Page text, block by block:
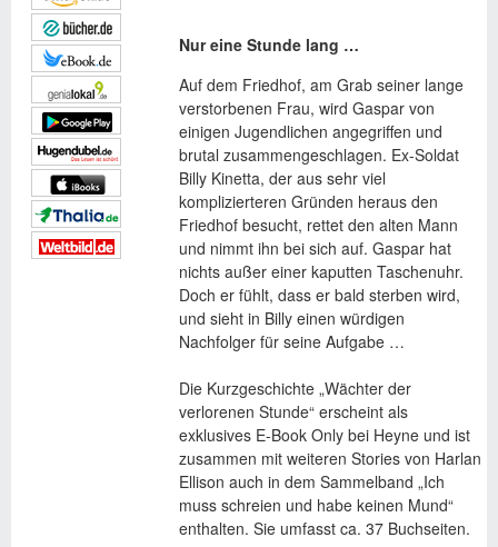
Nur eine Stunde lang …
Auf dem Friedhof, am Grab seiner lange
verstorbenen Frau, wird Gaspar von
einigen Jugendlichen angegriffen und
brutal zusammengeschlagen. Ex-Soldat
Billy Kinetta, der aus sehr viel
komplizierteren Gründen heraus den
Friedhof besucht, rettet den alten Mann
und nimmt ihn bei sich auf. Gaspar hat
nichts außer einer kaputten Taschenuhr.
Doch er fühlt, dass er bald sterben wird,
und sieht in Billy einen würdigen
Nachfolger für seine Aufgabe …
Die Kurzgeschichte „Wächter der
verlorenen Stunde“ erscheint als
exklusives E-Book Only bei Heyne und ist
zusammen mit weiteren Stories von Harlan
Ellison auch in dem Sammelband „Ich
muss schreien und habe keinen Mund“
enthalten. Sie umfasst ca. 37 Buchseiten.